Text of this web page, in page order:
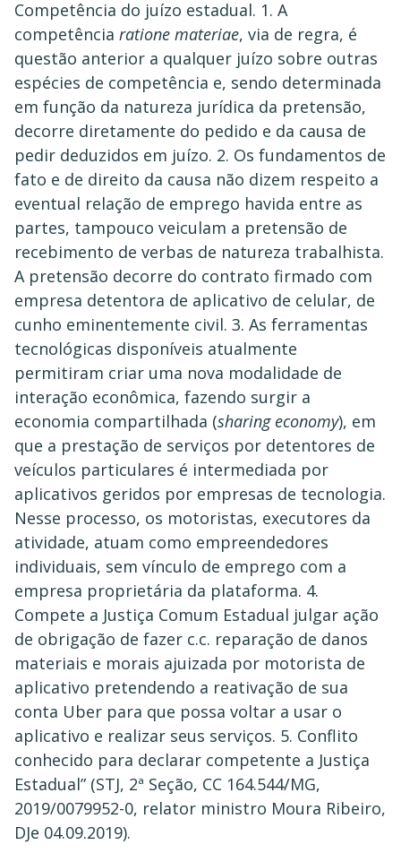
Competência do juízo estadual. 1. A
competência ratione materiae, via de regra, é
questão anterior a qualquer juízo sobre outras
espécies de competência e, sendo determinada
em função da natureza jurídica da pretensão,
decorre diretamente do pedido e da causa de
pedir deduzidos em juízo. 2. Os fundamentos de
fato e de direito da causa não dizem respeito a
eventual relação de emprego havida entre as
partes, tampouco veiculam a pretensão de
recebimento de verbas de natureza trabalhista.
A pretensão decorre do contrato firmado com
empresa detentora de aplicativo de celular, de
cunho eminentemente civil. 3. As ferramentas
tecnológicas disponíveis atualmente
permitiram criar uma nova modalidade de
interação econômica, fazendo surgir a
economia compartilhada (sharing economy), em
que a prestação de serviços por detentores de
veículos particulares é intermediada por
aplicativos geridos por empresas de tecnologia.
Nesse processo, os motoristas, executores da
atividade, atuam como empreendedores
individuais, sem vínculo de emprego com a
empresa proprietária da plataforma. 4.
Compete a Justiça Comum Estadual julgar ação
de obrigação de fazer c.c. reparação de danos
materiais e morais ajuizada por motorista de
aplicativo pretendendo a reativação de sua
conta Uber para que possa voltar a usar o
aplicativo e realizar seus serviços. 5. Conflito
conhecido para declarar competente a Justiça
Estadual” (STJ, 2ª Seção, CC 164.544/MG,
2019/0079952-0, relator ministro Moura Ribeiro,
DJe 04.09.2019).